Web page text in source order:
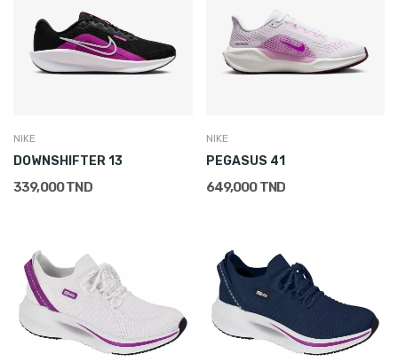
NIKE
DOWNSHIFTER 13
339,000 TND
NIKE
PEGASUS 41
649,000 TND